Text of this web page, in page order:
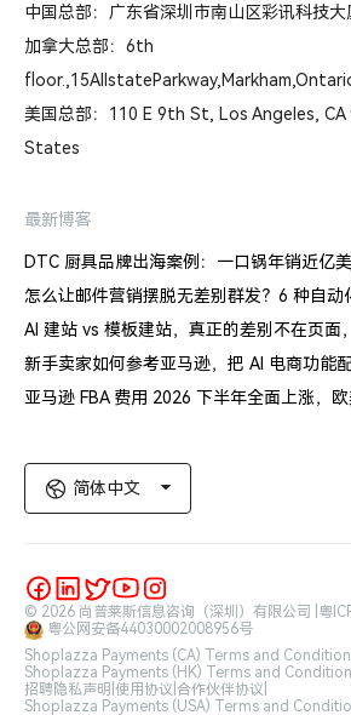
中国总部：广东省深圳市南山区彩讯科技大
加拿大总部：6th
美国总部：110 E 9th St, Los Angeles,
States
最新博客
怎么让邮件营销摆脱无差别群发？6 种自动
AI 建站 vs 模板建站，真正的差别不在页面
新手卖家如何参考亚马逊，把 AI 电商功能
亚马逊 FBA 费用 2026 下半年全面上涨，
简体中文
© 2026 尚普莱斯信息咨询（深圳）有限公司 | 粤
粤公网安备44030002008956号
Shoplazza Payments (CA) Terms and
Shoplazza Payments (HK) Terms and
招聘隐私声明 使用协议 合作伙伴协议
Shoplazza Payments (USA) Terms and